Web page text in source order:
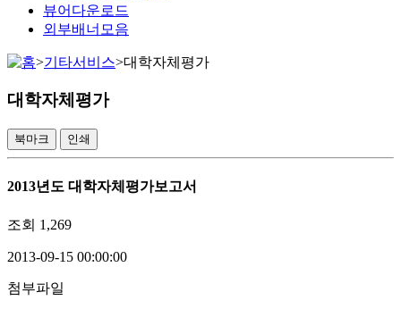
뷰어다운로드
외부배너모음
>기타서비스>대학자체평가
대학자체평가
북마크 인쇄
2013년도 대학자체평가보고서
조회 1,269
2013-09-15 00:00:00
첨부파일